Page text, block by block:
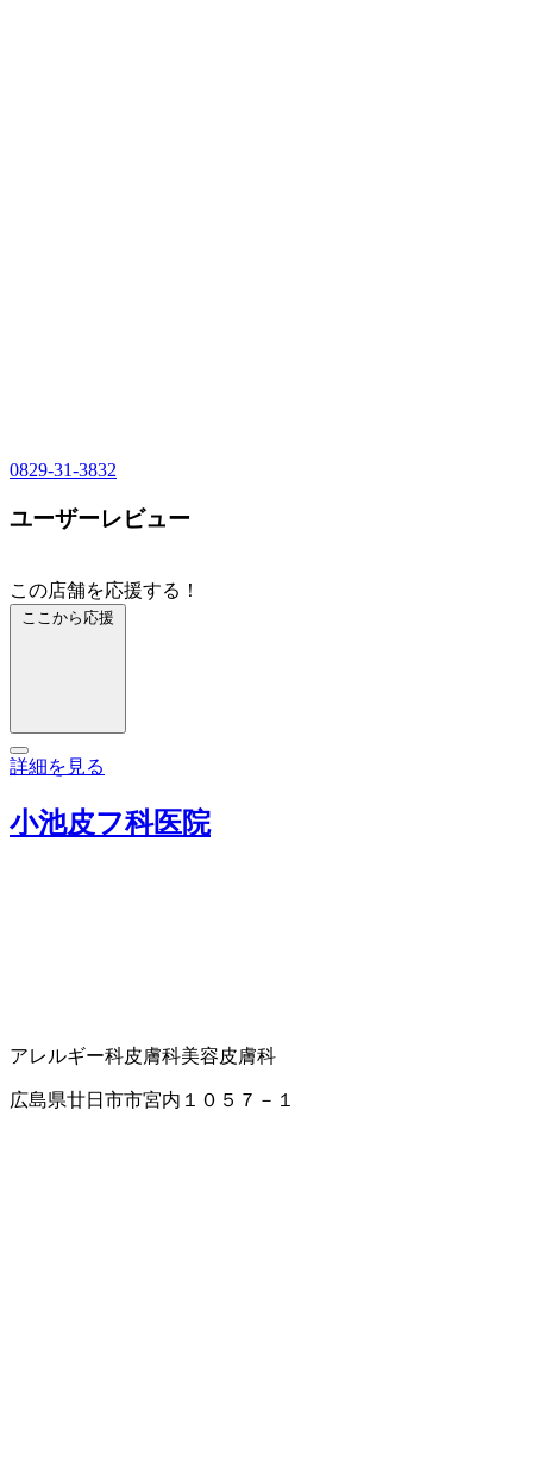
0829-31-3832
ユーザーレビュー
この店舗を応援する！
ここから応援
詳細を見る
小池皮フ科医院
アレルギー科皮膚科美容皮膚科
広島県廿日市市宮内１０５７－１